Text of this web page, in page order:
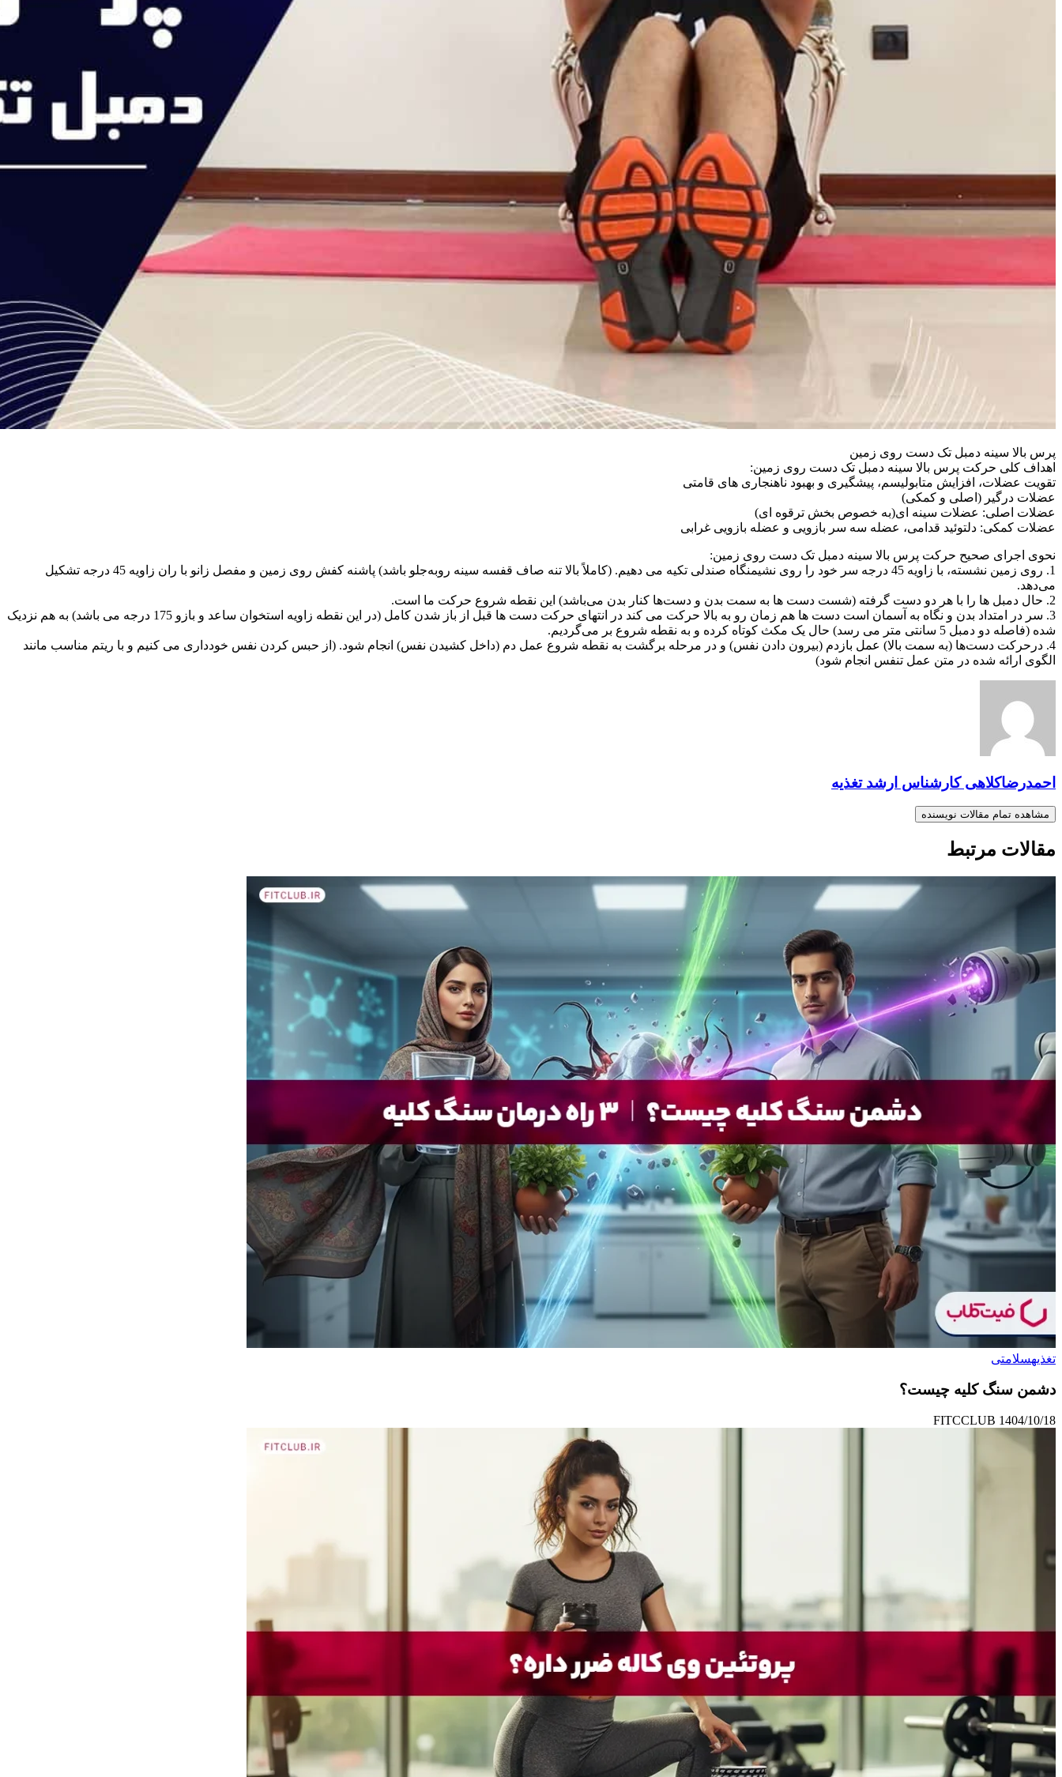
پرس بالا سینه دمبل تک دست روی زمین
اهداف کلی حرکت پرس بالا سینه دمبل تک دست روی زمین:
تقویت عضلات، افزایش متابولیسم، پیشگیری و بهبود ناهنجاری‌ های قامتی
عضلات درگیر (اصلی و کمکی)
عضلات اصلی: عضلات سینه ای(به‌ خصوص بخش ترقوه‌ ای)
عضلات کمکی: دلتوئید قدامی، عضله سه سر بازویی و عضله بازویی غرابی
نحوی اجرای صحیح حرکت پرس بالا سینه دمبل تک دست روی زمین:
1. روی زمین نشسته، با زاویه 45 درجه سر خود را روی نشیمنگاه صندلی تکیه می‌ دهیم. (کاملاً بالا تنه صاف قفسه سینه روبه‌جلو باشد) پاشنه کفش روی زمین و مفصل زانو با ران زاویه 45 درجه تشکیل
می‌دهد.
2. حال دمبل‌ ها را با هر دو دست گرفته (شست دست‌ ها به سمت بدن و دست‌ها کنار بدن می‌باشد) این نقطه شروع حرکت ما است.
3. سر در امتداد بدن و نگاه به آسمان است دست‌ ها هم‌ زمان رو به بالا حرکت می‌ کند در انتهای حرکت دست‌ ها قبل از باز شدن کامل (در این نقطه زاویه استخوان ساعد و بازو 175 درجه می‌ باشد) به هم نزدیک
شده (فاصله دو دمبل 5 سانتی‌ متر می‌ رسد) حال یک مکث کوتاه کرده و به نقطه شروع بر می‌گردیم.
4. درحرکت دست‌ها (به سمت بالا) عمل بازدم (بیرون دادن نفس) و در مرحله برگشت به نقطه شروع عمل دم (داخل کشیدن نفس) انجام شود. (از حبس کردن نفس خودداری می کنیم و با ریتم مناسب مانند
الگوی ارائه‌ شده در متن عمل تنفس انجام شود)
احمدرضاکلاهی کارشناس ارشد تغذیه
مشاهده تمام مقالات نویسنده
مقالات مرتبط
تغذیهسلامتی
دشمن سنگ کلیه چیست؟
1404/10/18
FITCCLUB